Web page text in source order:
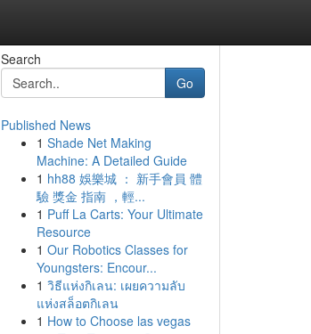
Search
Go
Published News
1 Shade Net Making
Machine: A Detailed Guide
1 hh88 娛樂城 ： 新手會員 體
驗 獎金 指南 ，輕...
1 Puff La Carts: Your Ultimate
Resource
1 Our Robotics Classes for
Youngsters: Encour...
1 วิธีแห่งกิเลน: เผยความลับ
แห่งสล็อตกิเลน
1 How to Choose las vegas